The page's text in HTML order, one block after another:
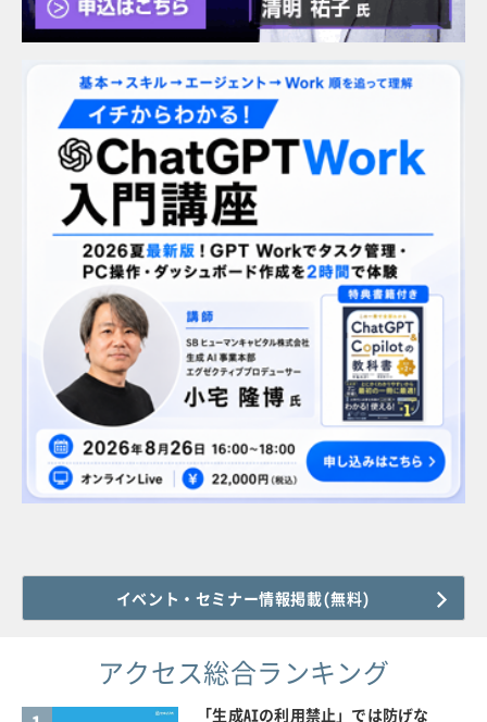
イベント・セミナー情報掲載(無料)
アクセス総合ランキング
「生成AIの利用禁止」では防げな